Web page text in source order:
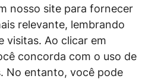
nosso site para fornecer
relevante, lembrando
visitas. Ao clicar em
concorda com o uso de
No entanto, você pode
nacionais, se posicionam
do cotidiano e